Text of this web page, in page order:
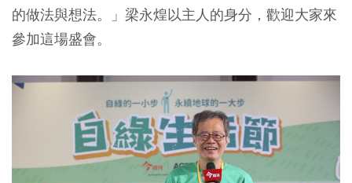
的做法與想法。」梁永煌以主人的身分，歡迎大家來
參加這場盛會。